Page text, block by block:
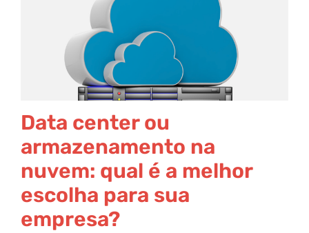
Data center ou
armazenamento na
nuvem: qual é a melhor
escolha para sua
empresa?